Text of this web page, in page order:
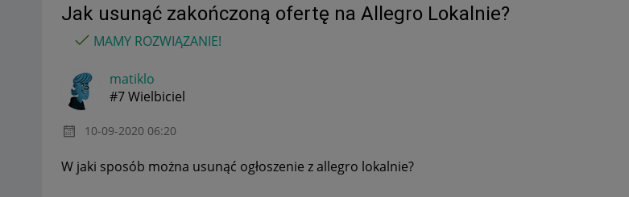
Jak usunąć zakończoną ofertę na Allegro Lokalnie?
MAMY ROZWIĄZANIE!
matiklo
#7 Wielbiciel
‎10-09-2020 06:20
W jaki sposób można usunąć ogłoszenie z allegro lokalnie?